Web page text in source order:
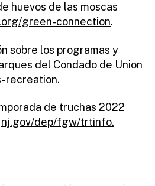
huevos de las moscas
green-connection.
sobre los programas y
del Condado de Union
recreation.
de truchas 2022
nj.gov/dep/fgw/trtinfo.